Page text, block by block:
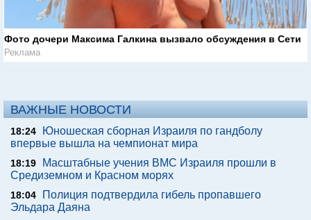
Фото дочери Максима Галкина вызвало обсуждения в Сети
Реклама
ВАЖНЫЕ НОВОСТИ
18:24
Юношеская сборная Израиля по гандболу
впервые вышла на чемпионат мира
18:19
Масштабные учения ВМС Израиля прошли в
Средиземном и Красном морях
18:04
Полиция подтвердила гибель пропавшего
Эльдара Даяна